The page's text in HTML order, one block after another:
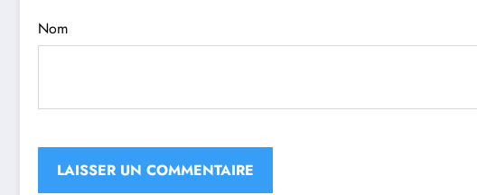
Nom